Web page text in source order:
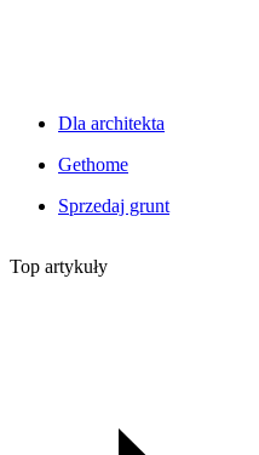
Dla architekta
Gethome
Sprzedaj grunt
Top artykuły